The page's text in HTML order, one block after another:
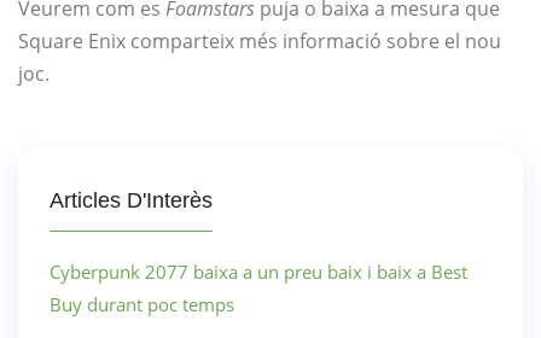
Veurem com es Foamstars puja o baixa a mesura que
Square Enix comparteix més informació sobre el nou
joc.
Articles D'Interès
Cyberpunk 2077 baixa a un preu baix i baix a Best
Buy durant poc temps